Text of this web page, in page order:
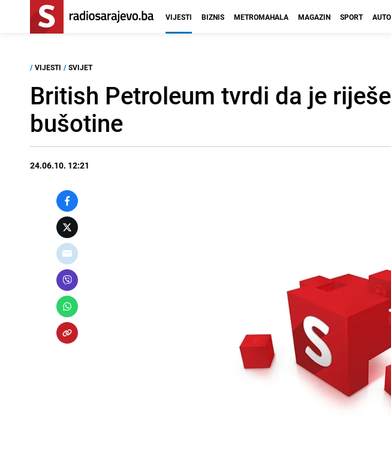
VIJESTI BIZNIS METROMAHALA MAGAZIN SPORT
/ VIJESTI / SVIJET
British Petroleum tvrdi da je
bušotine
24.06.10. 12:21